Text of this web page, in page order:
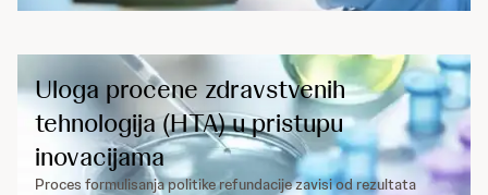
Uloga procene zdravstvenih
tehnologija (HTA) u pristupu
inovacijama
Proces formulisanja politike refundacije zavisi od rezultata